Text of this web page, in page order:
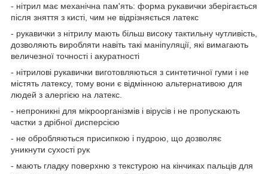
- нітрил має механічна пам'ять: форма рукавички зберігається
після зняття з кисті, чим не відрізняється латекс
- рукавички з нітрилу мають більш високу тактильну чутливість,
дозволяють виробляти навіть такі маніпуляції, які вимагають
величезної точності і акуратності
- нітрилові рукавички виготовляються з синтетичної гуми і не
містять латексу, тому вони є відмінною альтернативою для
людей з алергією на латекс.
- непроникні для мікроорганізмів і вірусів і не пропускають
частки з дрібної дисперсією
- не обробляються присипкою і пудрою, що дозволяє
уникнути сухості рук
- мають гладку поверхню з текстурою на кінчиках пальців для